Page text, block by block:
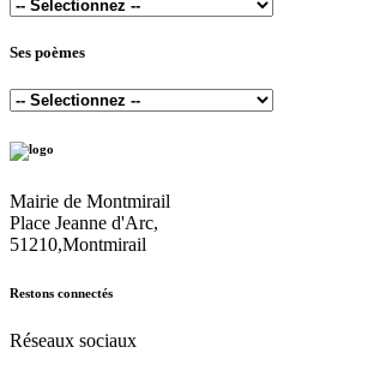
Ses poèmes
Mairie de Montmirail
Place Jeanne d'Arc,
51210,Montmirail
Restons connectés
Réseaux sociaux